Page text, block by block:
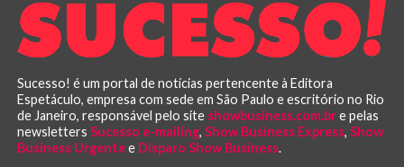
Sucesso! é um portal de notícias pertencente à Editora
Espetáculo, empresa com sede em São Paulo e escritório no Rio
de Janeiro, responsável pelo site showbusiness.com.bre pelas
newsletters Sucesso e-mailing, Show Business Express, Show
Business Urgentee Disparo Show Business.